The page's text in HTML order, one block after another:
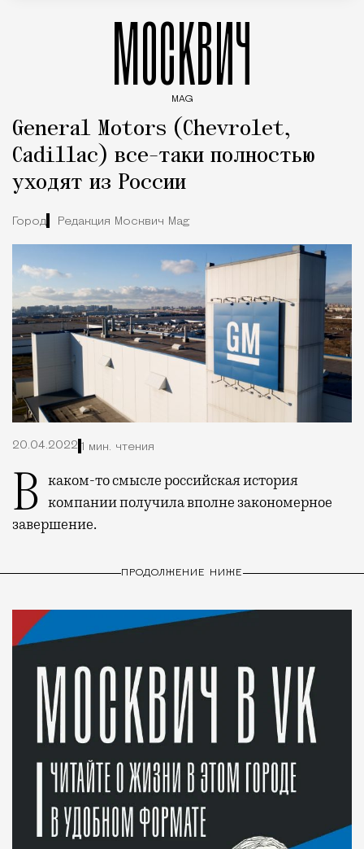
МОСКВИЧ
MAG
General Motors (Chevrolet,
Cadillac) все-таки полностью
уходят из России
Город Редакция Москвич Mag
20.04.2022 1 мин. чтения
В каком-то смысле российская история компании получила вполне закономерное
завершение.
ПРОДОЛЖЕНИЕ НИЖЕ